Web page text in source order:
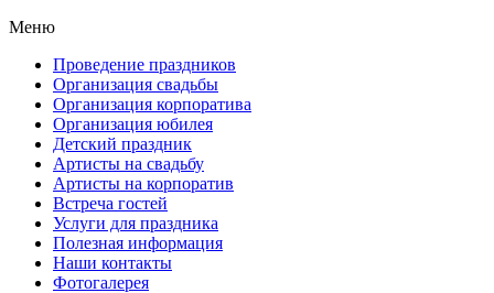
Меню
Проведение праздников
Организация свадьбы
Организация корпоратива
Организация юбилея
Детский праздник
Артисты на свадьбу
Артисты на корпоратив
Встреча гостей
Услуги для праздника
Полезная информация
Наши контакты
Фотогалерея